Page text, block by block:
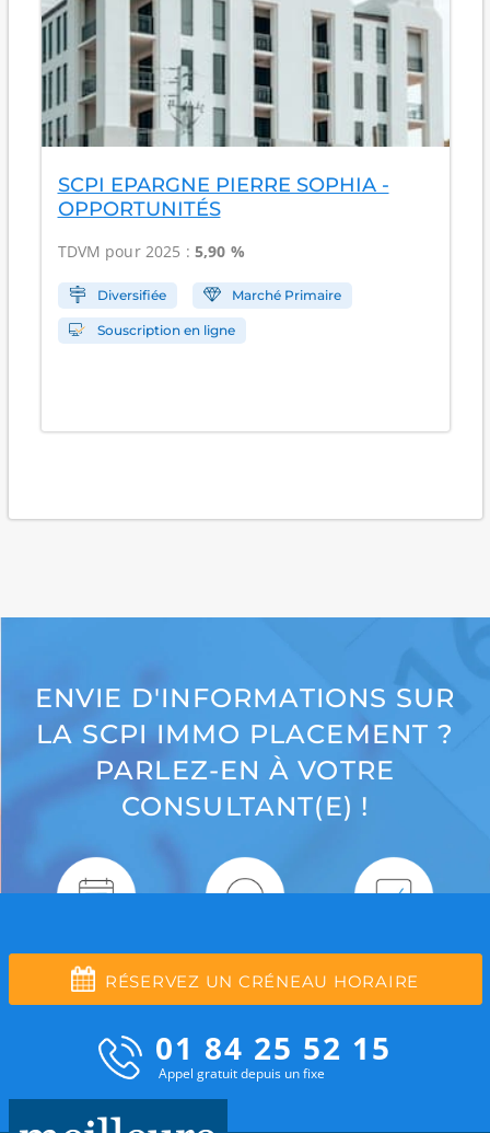
SCPI EPARGNE PIERRE SOPHIA -
OPPORTUNITÉS
TDVM pour 2025 : 5,90 %
Diversifiée Marché Primaire
Souscription en ligne
ENVIE D'INFORMATIONS SUR
LA SCPI IMMO PLACEMENT ?
PARLEZ-EN À VOTRE
CONSULTANT(E) !
RÉSERVEZ UN CRÉNEAU HORAIRE
01 84 25 52 15
Appel gratuit depuis un fixe